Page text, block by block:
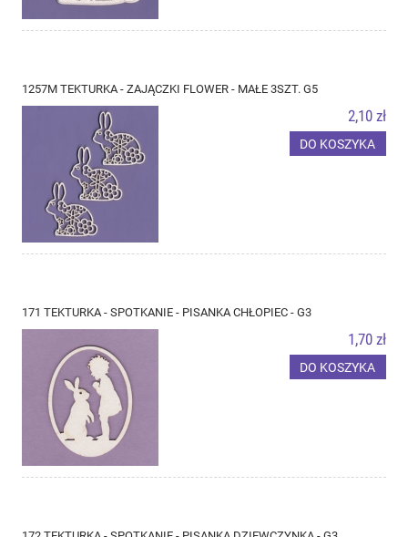
1257M TEKTURKA - ZAJĄCZKI FLOWER - MAŁE 3SZT. G5
2,10 zł
DO KOSZYKA
171 TEKTURKA - SPOTKANIE - PISANKA CHŁOPIEC - G3
1,70 zł
DO KOSZYKA